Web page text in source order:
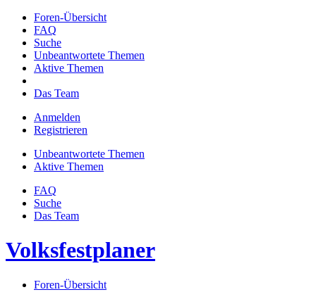
Foren-Übersicht
FAQ
Suche
Unbeantwortete Themen
Aktive Themen
Das Team
Anmelden
Registrieren
Unbeantwortete Themen
Aktive Themen
FAQ
Suche
Das Team
Volksfestplaner
Foren-Übersicht